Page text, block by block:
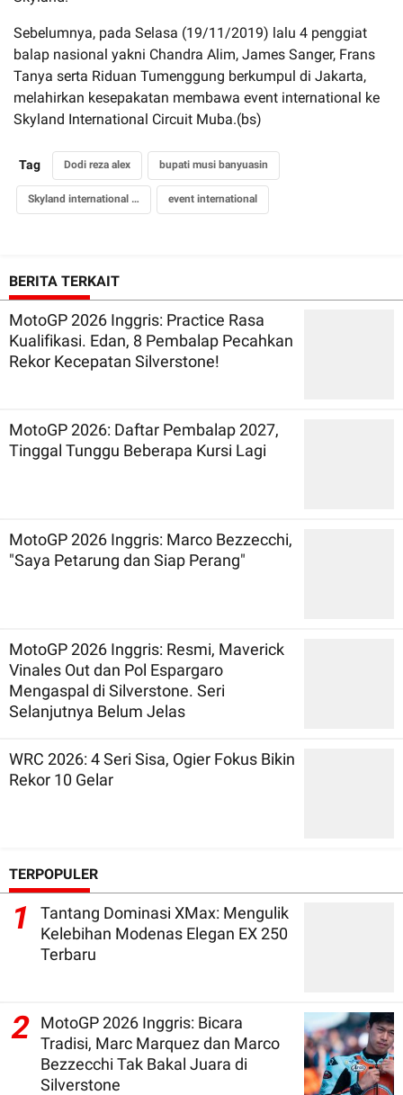
Sebelumnya, pada Selasa (19/11/2019) lalu 4 penggiat
balap nasional yakni Chandra Alim, James Sanger, Frans
Tanya serta Riduan Tumenggung berkumpul di Jakarta,
melahirkan kesepakatan membawa event international ke
Skyland International Circuit Muba.(bs)
Tag Dodi reza alex bupati musi banyuasin
Skyland international circuit event international
BERITA TERKAIT
MotoGP 2026 Inggris: Practice Rasa
Kualifikasi. Edan, 8 Pembalap Pecahkan
Rekor Kecepatan Silverstone!
MotoGP 2026: Daftar Pembalap 2027,
Tinggal Tunggu Beberapa Kursi Lagi
MotoGP 2026 Inggris: Marco Bezzecchi,
"Saya Petarung dan Siap Perang"
MotoGP 2026 Inggris: Resmi, Maverick
Vinales Out dan Pol Espargaro
Mengaspal di Silverstone. Seri
Selanjutnya Belum Jelas
WRC 2026: 4 Seri Sisa, Ogier Fokus Bikin
Rekor 10 Gelar
TERPOPULER
1
Tantang Dominasi XMax: Mengulik
Kelebihan Modenas Elegan EX 250
Terbaru
2
MotoGP 2026 Inggris: Bicara
Tradisi, Marc Marquez dan Marco
Bezzecchi Tak Bakal Juara di
Silverstone